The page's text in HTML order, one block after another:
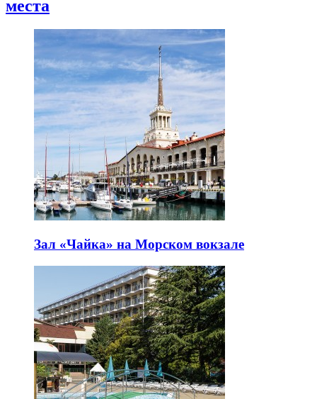
места
Зал «Чайка» на Морском вокзале